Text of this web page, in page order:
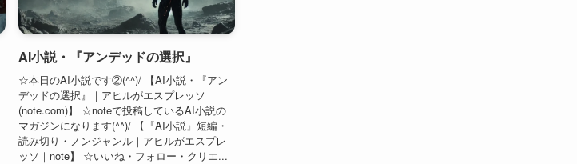
AI小説・『アンデッドの選択』
☆本日のAI小説です②(^^)/ 【AI小説・『アン
デッドの選択』｜アヒルがエスプレッソ
(note.com)】 ☆noteで投稿しているAI小説の
マガジンになります(^^)/ 【『AI小説』短編・
読み切り・ノンジャンル｜アヒルがエスプレ
ッソ｜note】 ☆いいね・フォロー・クリエ...